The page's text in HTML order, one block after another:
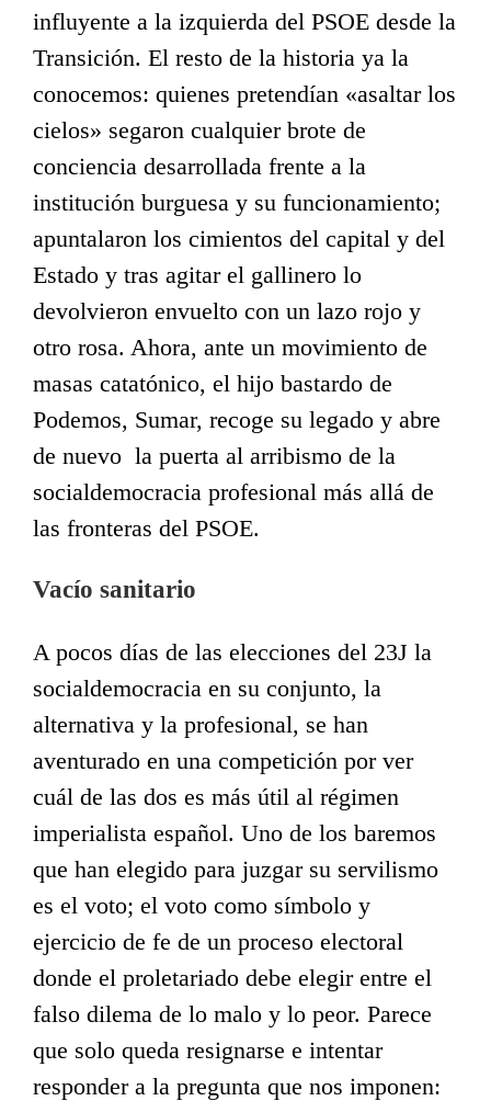
influyente a la izquierda del PSOE desde la
Transición. El resto de la historia ya la
conocemos: quienes pretendían «asaltar los
cielos» segaron cualquier brote de
conciencia desarrollada frente a la
institución burguesa y su funcionamiento;
apuntalaron los cimientos del capital y del
Estado y tras agitar el gallinero lo
devolvieron envuelto con un lazo rojo y
otro rosa. Ahora, ante un movimiento de
masas catatónico, el hijo bastardo de
Podemos, Sumar, recoge su legado y abre
de nuevo la puerta al arribismo de la
socialdemocracia profesional más allá de
las fronteras del PSOE.
Vacío sanitario
A pocos días de las elecciones del 23J la
socialdemocracia en su conjunto, la
alternativa y la profesional, se han
aventurado en una competición por ver
cuál de las dos es más útil al régimen
imperialista español. Uno de los baremos
que han elegido para juzgar su servilismo
es el voto; el voto como símbolo y
ejercicio de fe de un proceso electoral
donde el proletariado debe elegir entre el
falso dilema de lo malo y lo peor. Parece
que solo queda resignarse e intentar
responder a la pregunta que nos imponen: